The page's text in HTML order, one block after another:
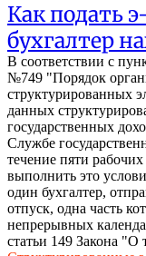
Как подать
бухгалтер
В соответствии с
№749 "Порядок
структурированных
данных
государственных
Службе
течение пяти
выполнить это
один бухгалтер,
отпуск, одна часть
непрерывных
статьи 149 Закона "О